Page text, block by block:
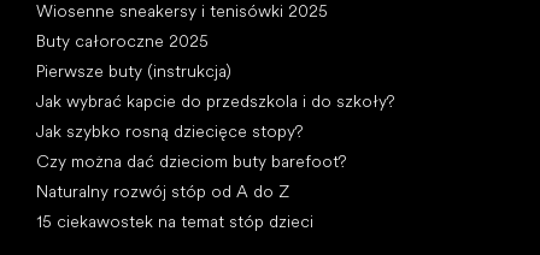
Wiosenne sneakersy i tenisówki 2025
Buty całoroczne 2025
Pierwsze buty (instrukcja)
Jak wybrać kapcie do przedszkola i do szkoły?
Jak szybko rosną dziecięce stopy?
Czy można dać dzieciom buty barefoot?
Naturalny rozwój stóp od A do Z
15 ciekawostek na temat stóp dzieci